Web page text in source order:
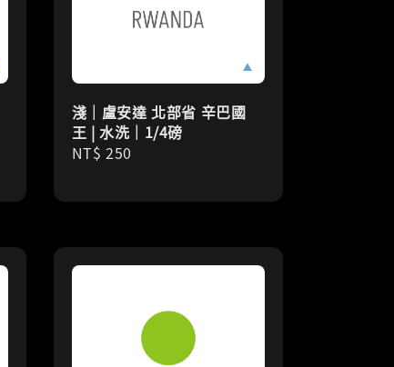
淺｜盧安達 北部省 辛巴國
王 | 水洗｜1/4磅
Regular
NT$ 250